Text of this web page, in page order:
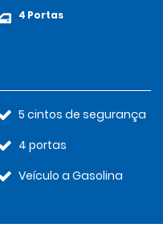
4 Portas
5 cintos de segurança
4 portas
Veículo a Gasolina